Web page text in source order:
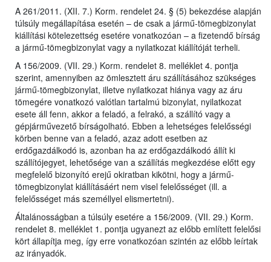
A 261/2011. (XII. 7.) Korm. rendelet 24. § (5) bekezdése alapján
túlsúly megállapítása esetén – de csak a jármű-tömegbizonylat
kiállítási kötelezettség esetére vonatkozóan – a fizetendő bírság
a jármű-tömegbizonylat vagy a nyilatkozat kiállítóját terheli.
A 156/2009. (VII. 29.) Korm. rendelet 8. melléklet 4. pontja
szerint, amennyiben az ömlesztett áru szállításához szükséges
jármű-tömegbizonylat, illetve nyilatkozat hiánya vagy az áru
tömegére vonatkozó valótlan tartalmú bizonylat, nyilatkozat
esete áll fenn, akkor a feladó, a felrakó, a szállító vagy a
gépjárművezető bírságolható. Ebben a lehetséges felelősségi
körben benne van a feladó, azaz adott esetben az
erdőgazdálkodó is, azonban ha az erdőgazdálkodó állít ki
szállítójegyet, lehetősége van a szállítás megkezdése előtt egy
megfelelő bizonyító erejű okiratban kikötni, hogy a jármű-
tömegbizonylat kiállításáért nem visel felelősséget (ill. a
felelősséget más személlyel elismertetni).
Általánosságban a túlsúly esetére a 156/2009. (VII. 29.) Korm.
rendelet 8. melléklet 1. pontja ugyanezt az előbb említett felelősi
kört állapítja meg, így erre vonatkozóan szintén az előbb leírtak
az irányadók.